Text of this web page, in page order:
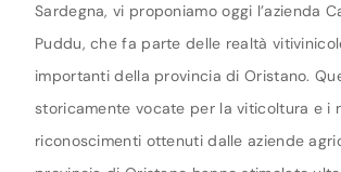
Sardegna, vi proponiamo oggi l’azienda
Puddu, che fa parte delle realtà
importanti della provincia di Oristano.
storicamente vocate per la viticoltura e i
riconoscimenti ottenuti dalle aziende